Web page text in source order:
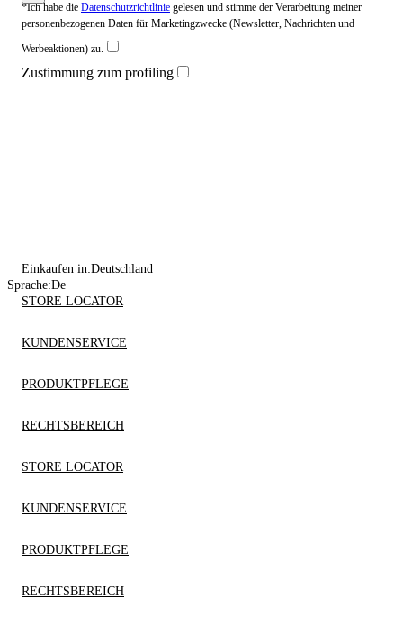
*Ich habe die Datenschutzrichtlinie gelesen und stimme der Verarbeitung meiner
personenbezogenen Daten für Marketingzwecke (Newsletter, Nachrichten und
Werbeaktionen) zu.
Zustimmung zum profiling
Einkaufen in:Deutschland
Sprache:De
STORE LOCATOR
KUNDENSERVICE
PRODUKTPFLEGE
RECHTSBEREICH
STORE LOCATOR
KUNDENSERVICE
PRODUKTPFLEGE
RECHTSBEREICH